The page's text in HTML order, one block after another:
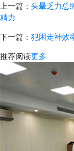
上一篇： 头晕乏力总
精力
下一篇： 犯困走神效
推荐阅读更多